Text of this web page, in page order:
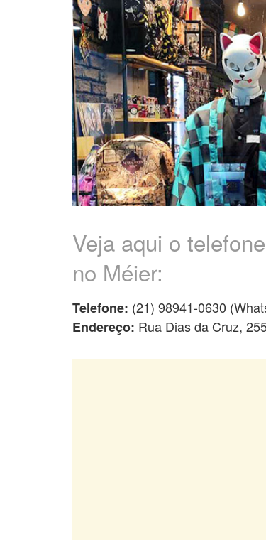
Veja aqui o
no Méier:
Telefone: (21) 98941-0630
Endereço: Rua Dias da Cruz,